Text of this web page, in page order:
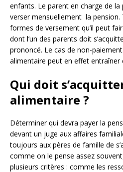
enfants. Le parent en charge de
verser mensuellement la pension.
formes de versement qu’il peut
dont l’un des parents doit
prononcé. Le cas de non-
alimentaire peut en effet entraîner
Qui doit
alimentaire ?
Déterminer qui devra payer la
devant un juge aux affaires
toujours aux pères de famille de
comme on le pense assez
plusieurs critères : comme les